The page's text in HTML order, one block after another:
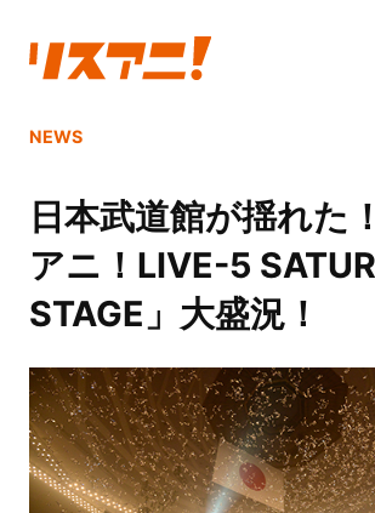
NEWS
日本武道館が揺れた
アニ！LIVE-5
STAGE」大盛況！